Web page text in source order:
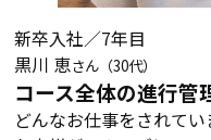
新卒入社／7年目
黒川 恵さん（30代）
コース全体の進行管
どんなお仕事をされてい